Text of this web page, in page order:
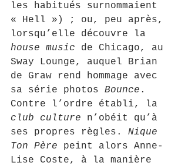
les habitués surnommaient
« Hell ») ; ou, peu après,
lorsqu’elle découvre la
house music de Chicago, au
Sway Lounge, auquel Brian
de Graw rend hommage avec
sa série photos Bounce .
Contre l’ordre établi, la
club culture n’obéit qu’à
ses propres règles. Nique
Ton Père peint alors Anne-
Lise Coste, à la manière